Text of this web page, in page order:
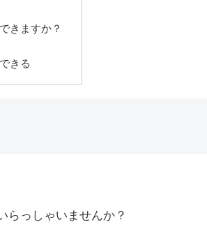
きますか？
きる
らっしゃいませんか？